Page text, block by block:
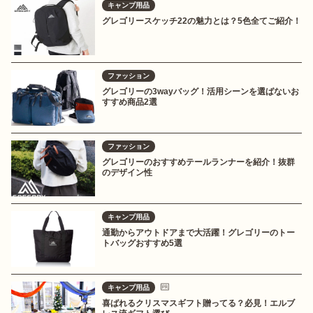
キャンプ用品
グレゴリースケッチ22の魅力とは？5色全てご紹介！
ファッション
グレゴリーの3wayバッグ！活用シーンを選ばないお
すすめ商品2選
ファッション
グレゴリーのおすすめテールランナーを紹介！抜群
のデザイン性
キャンプ用品
通勤からアウトドアまで大活躍！グレゴリーのトー
トバッグおすすめ5選
キャンプ用品
喜ばれるクリスマスギフト贈ってる？必見！エルブ